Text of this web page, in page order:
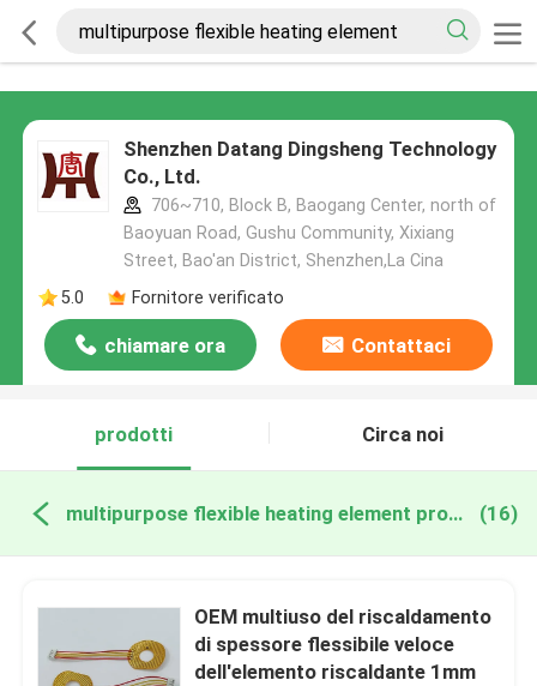
Shenzhen Datang Dingsheng Technology
Co., Ltd.
706~710, Block B, Baogang Center, north of
Baoyuan Road, Gushu Community, Xixiang
Street, Bao'an District, Shenzhen,La Cina
5.0
Fornitore verificato
chiamare ora Contattaci
prodotti Circa noi
multipurpose flexible heating element produzione online (16)
OEM multiuso del riscaldamento
di spessore flessibile veloce
dell'elemento riscaldante 1mm